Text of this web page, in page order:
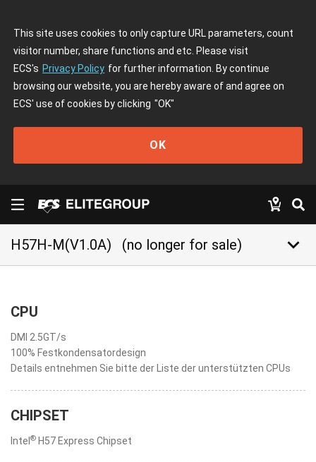
This site uses cookies to only capture URL parameters, count
visitor number, share functions and etc. Please visit
ECS's Privacy Policy for further information. By continue
browsing our website, you are hereby aware of and agree on
ECS' use of cookies by clicking "OK"
OK
H57H-M(V1.0A) (no longer for sale) keyboard_arrow_down
CPU
DMI 2.5GT/s
100% Festkondensatordesign
Details entnehmen Sie bitte der Liste der unterstützten CPUs
CHIPSET
Intel ® H57 Express Chipset